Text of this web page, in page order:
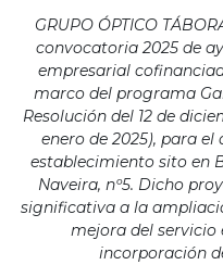
GRUPO ÓPTICO
convocatoria 2025 de
empresarial
marco del programa
Resolución del 12 de
enero de 2025), para
establecimiento sito en
Naveira, nº5. Dicho
significativa a la
mejora del servicio
incorporación